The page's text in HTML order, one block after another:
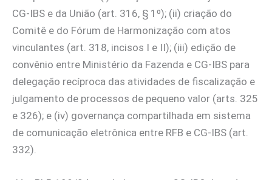
CG-IBS e da União (art. 316, § 1º); (ii) criação do
Comitê e do Fórum de Harmonização com atos
vinculantes (art. 318, incisos I e II); (iii) edição de
convênio entre Ministério da Fazenda e CG-IBS para
delegação recíproca das atividades de fiscalização e
julgamento de processos de pequeno valor (arts. 325
e 326); e (iv) governança compartilhada em sistema
de comunicação eletrônica entre RFB e CG-IBS (art.
332).